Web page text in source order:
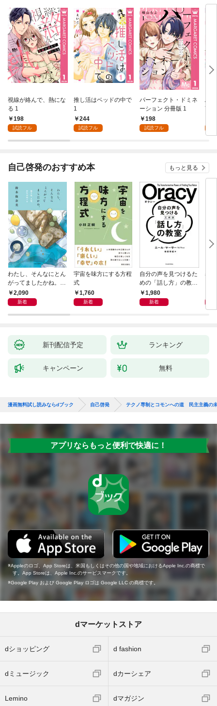
視線が絡んで、熱にな
る 1
198
試読フル
推し活はベッドの中で
1
244
試読フル
パーフェクト・ドミネ
ーション 分冊版 1
198
試読フル
ふ
言
自己啓発のおすすめ本 もっと見る
わたし、そんなにとん
がってましたかね。
獅子座、Ａ型、丙午は
めぐる
2,090
新着
宇宙を味方にする方程
式
1,760
新着
自分の声を見つけるた
めの「話し方」の教
室 Ｏｒａｃｙ（オラ
シー）
1,980
新着
基
新刊配信予定 ランキング
キャンペーン 無料
漫画無料試し読みならdブック 自己啓発 テクノ専制とコモンへの道 民主主義の
アプリならもっと便利で快適に！
Appleのロゴ、App Storeは、米国もしくはその他の国や地域におけるApple Inc.の商標で
す。App Storeは、Apple Inc.のサービスマークです。
Google Play および Google Play ロゴは Google LLC の商標です。
dマーケットストア
dショッピング d fashion
dミュージック dカーシェア
Lemino dマガジン